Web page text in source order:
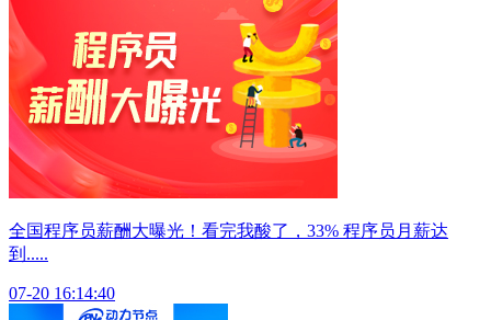
全国程序员薪酬大曝光！看完我酸了，33% 程序员月薪达
到.....
07-20 16:14:40